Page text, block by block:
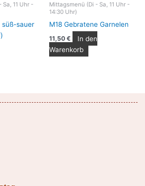
11 Uhr -
süß-sauer
Mittagsmenü (Di - Sa, 11 Uhr -
14:30 Uhr)
M18 Gebratene Garnelen
11,50 €
In den
Warenkorb